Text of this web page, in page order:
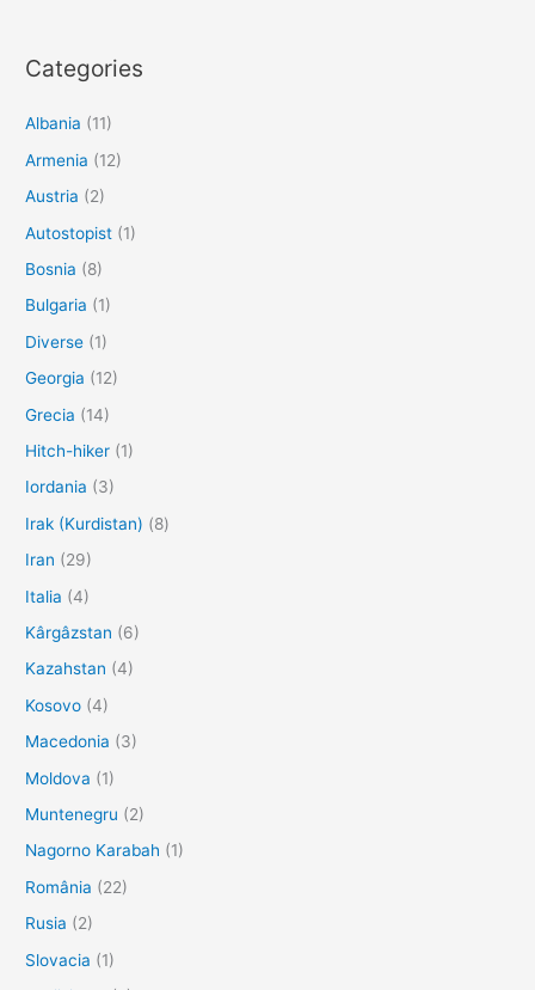
Categories
Albania (11)
Armenia (12)
Austria (2)
Autostopist (1)
Bosnia (8)
Bulgaria (1)
Diverse (1)
Georgia (12)
Grecia (14)
Hitch-hiker (1)
Iordania (3)
Irak (Kurdistan) (8)
Iran (29)
Italia (4)
Kârgâzstan (6)
Kazahstan (4)
Kosovo (4)
Macedonia (3)
Moldova (1)
Muntenegru (2)
Nagorno Karabah (1)
România (22)
Rusia (2)
Slovacia (1)